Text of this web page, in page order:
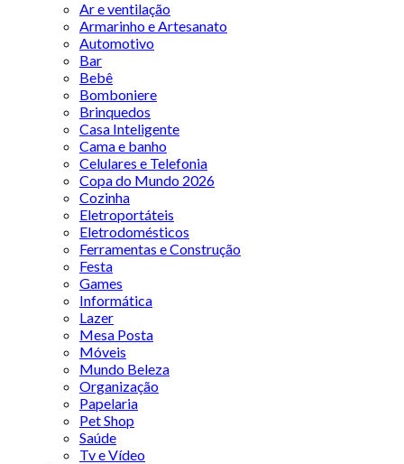
Ar e ventilação
Armarinho e Artesanato
Automotivo
Bar
Bebê
Bomboniere
Brinquedos
Casa Inteligente
Cama e banho
Celulares e Telefonia
Copa do Mundo 2026
Cozinha
Eletroportáteis
Eletrodomésticos
Ferramentas e Construção
Festa
Games
Informática
Lazer
Mesa Posta
Móveis
Mundo Beleza
Organização
Papelaria
Pet Shop
Saúde
Tv e Vídeo